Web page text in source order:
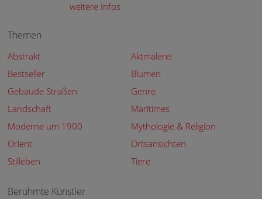
weitere Infos
Themen
Abstrakt
Aktmalerei
Bestseller
Blumen
Gebäude Straßen
Genre
Landschaft
Maritimes
Moderne um 1900
Mythologie & Religion
Orient
Ortsansichten
Stilleben
Tiere
Berühmte Künstler